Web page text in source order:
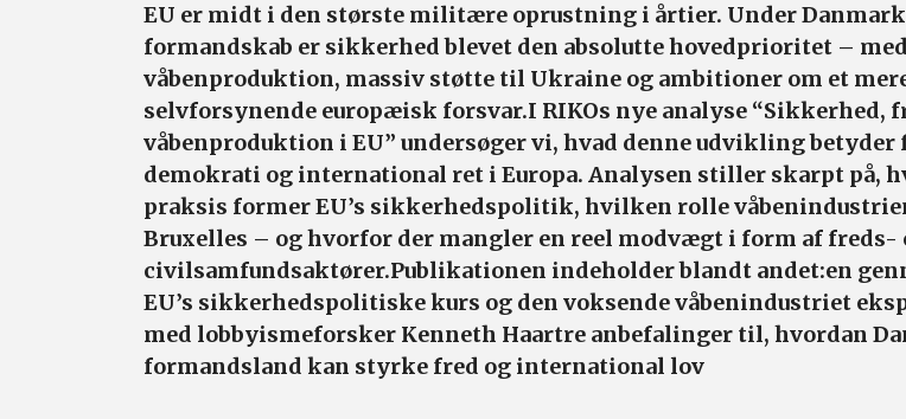
EU er midt i den største militære oprustning i årtier. Under
formandskab er sikkerhed blevet den absolutte hovedprioritet –
våbenproduktion, massiv støtte til Ukraine og ambitioner om et
selvforsynende europæisk forsvar.I RIKOs nye analyse “Sikkerhed,
våbenproduktion i EU” undersøger vi, hvad denne udvikling betyder
demokrati og international ret i Europa. Analysen stiller skarpt på,
praksis former EU’s sikkerhedspolitik, hvilken rolle
Bruxelles – og hvorfor der mangler en reel modvægt i form af freds-
civilsamfundsaktører.Publikationen indeholder blandt andet:en
EU’s sikkerhedspolitiske kurs og den voksende våbenindustriet
med lobbyismeforsker Kenneth Haartre anbefalinger til, hvordan
formandsland kan styrke fred og international lov